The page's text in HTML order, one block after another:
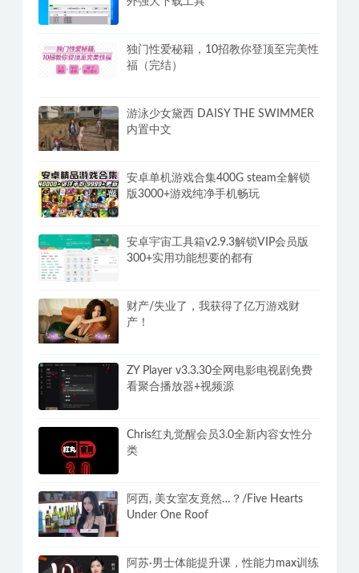
独门性爱秘籍，10招教你登顶至完美性
福（完结）
游泳少女黛西 DAISY THE SWIMMER
内置中文
安卓单机游戏合集400G steam全解锁
版3000+游戏纯净手机畅玩
安卓宇宙工具箱v2.9.3解锁VIP会员版
300+实用功能想要的都有
财产/失业了，我获得了亿万游戏财
产！
ZY Player v3.3.30全网电影电视剧免费
看聚合播放器+视频源
Chris红丸觉醒会员3.0全新内容女性分
类
阿西, 美女室友竟然…？/Five Hearts
Under One Roof
阿苏·男士体能提升课，性能力max训练